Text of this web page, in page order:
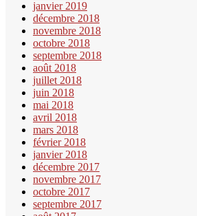
janvier 2019
décembre 2018
novembre 2018
octobre 2018
septembre 2018
août 2018
juillet 2018
juin 2018
mai 2018
avril 2018
mars 2018
février 2018
janvier 2018
décembre 2017
novembre 2017
octobre 2017
septembre 2017